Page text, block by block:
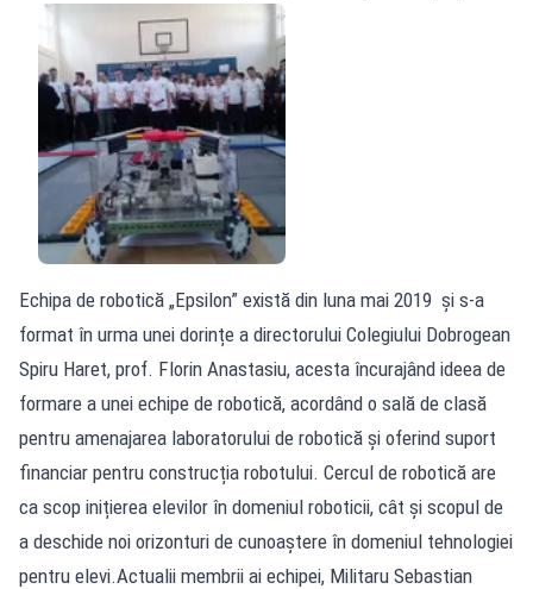
Echipa de robotică „Epsilon” există din luna mai 2019 şi s-a
format în urma unei dorințe a directorului Colegiului Dobrogean
Spiru Haret, prof. Florin Anastasiu, acesta încurajând ideea de
formare a unei echipe de robotică, acordând o sală de clasă
pentru amenajarea laboratorului de robotică şi oferind suport
financiar pentru construcția robotului. Cercul de robotică are
ca scop inițierea elevilor în domeniul roboticii, cât şi scopul de
a deschide noi orizonturi de cunoaștere în domeniul tehnologiei
pentru elevi.Actualii membrii ai echipei, Militaru Sebastian